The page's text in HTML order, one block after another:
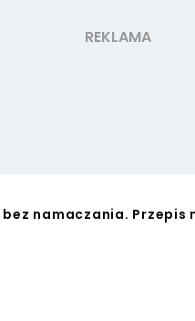
namaczania.